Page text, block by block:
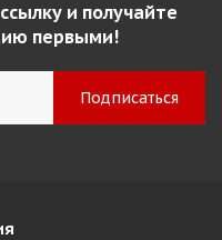
и получайте
первыми!